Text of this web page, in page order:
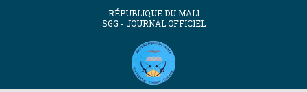
RÉPUBLIQUE DU MALI
SGG - JOURNAL OFFICIEL